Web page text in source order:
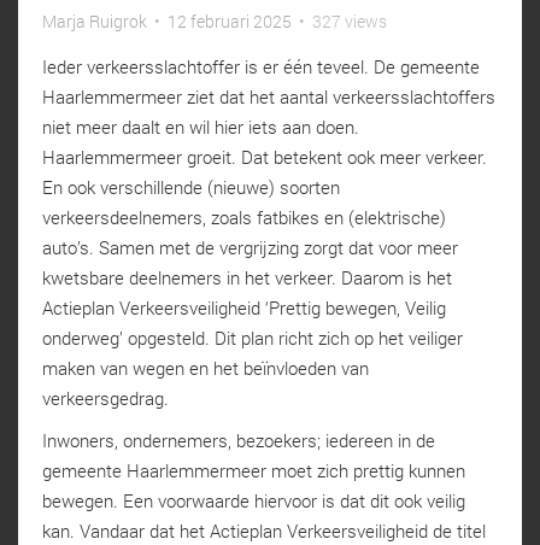
Marja Ruigrok • 12 februari 2025 • 327 views
Ieder verkeersslachtoffer is er één teveel. De gemeente
Haarlemmermeer ziet dat het aantal verkeersslachtoffers
niet meer daalt en wil hier iets aan doen.
Haarlemmermeer groeit. Dat betekent ook meer verkeer.
En ook verschillende (nieuwe) soorten
verkeersdeelnemers, zoals fatbikes en (elektrische)
auto’s. Samen met de vergrijzing zorgt dat voor meer
kwetsbare deelnemers in het verkeer. Daarom is het
Actieplan Verkeersveiligheid ‘Prettig bewegen, Veilig
onderweg’ opgesteld. Dit plan richt zich op het veiliger
maken van wegen en het beïnvloeden van
verkeersgedrag.
Inwoners, ondernemers, bezoekers; iedereen in de
gemeente Haarlemmermeer moet zich prettig kunnen
bewegen. Een voorwaarde hiervoor is dat dit ook veilig
kan. Vandaar dat het Actieplan Verkeersveiligheid de titel